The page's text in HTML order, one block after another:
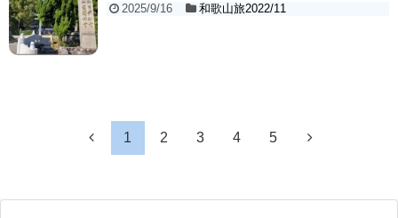
2025/9/16 和歌山旅2022/11
1 2 3 4 5